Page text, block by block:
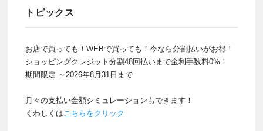
トピックス
お店で買っても！WEBで買っても！今なら分割払いがお得！
ショッピングクレジット分割48回払いまで金利手数料0%！
期間限定 ～2026年8月31日まで
月々の支払い金額シミュレーションもできます！
くわしくはこちらをクリック